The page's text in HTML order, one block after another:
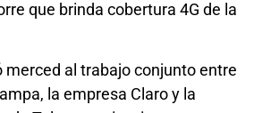
que brinda cobertura 4G de la
merced al trabajo conjunto entre
la empresa Claro y la